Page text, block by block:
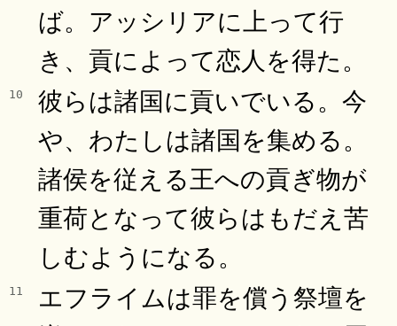
ば。アッシリアに上って行
き、貢によって恋人を得た。
10
彼らは諸国に貢いでいる。今
や、わたしは諸国を集める。
諸侯を従える王への貢ぎ物が
重荷となって彼らはもだえ苦
しむようになる。
11
エフライムは罪を償う祭壇を